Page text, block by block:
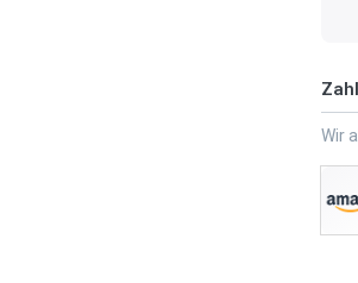
Wir